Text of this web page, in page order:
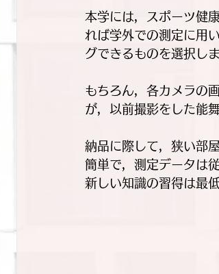
本学には，スポーツ健
れば学外での測定に用
グできるものを選択しま
もちろん，各カメラの
が，以前撮影をした能
納品に際して，狭い部
簡単で，測定データは
新しい知識の習得は最